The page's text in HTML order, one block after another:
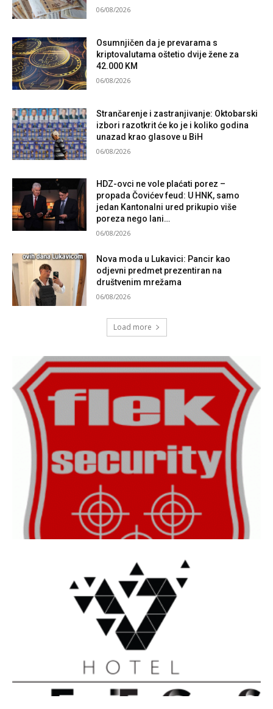
06/08/2026
Osumnjičen da je prevarama s
kriptovalutama oštetio dvije žene za
42.000 KM
06/08/2026
Strančarenje i zastranjivanje: Oktobarski
izbori razotkrit će ko je i koliko godina
unazad krao glasove u BiH
06/08/2026
HDZ-ovci ne vole plaćati porez –
propada Čovićev feud: U HNK, samo
jedan Kantonalni ured prikupio više
poreza nego lani…
06/08/2026
Nova moda u Lukavici: Pancir kao
odjevni predmet prezentiran na
društvenim mrežama
06/08/2026
Load more